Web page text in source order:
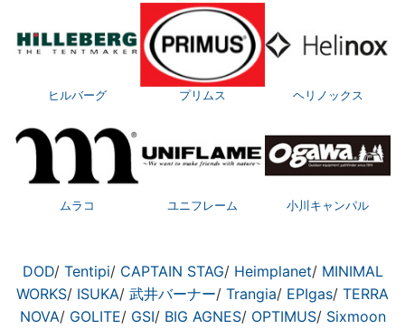
ヒルバーグ プリムス ヘリノックス
ムラコ ユニフレーム 小川キャンパル
DOD/ Tentipi/ CAPTAIN STAG/ Heimplanet/ MINIMAL
WORKS/ ISUKA/ 武井バーナー/ Trangia/ EPIgas/ TERRA
NOVA/ GOLITE/ GSI/ BIG AGNES/ OPTIMUS/ Sixmoon